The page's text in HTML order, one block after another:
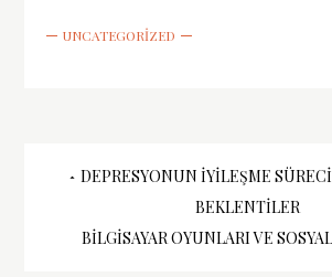
UNCATEGORIZED
Yazı
gezinmesi
DEPRESYONUN İYILEŞME
BEKLENTILER
BILGISAYAR OYUNLARI VE